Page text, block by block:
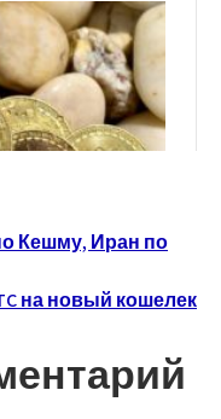
Кешму, Иран по
на новый кошелек